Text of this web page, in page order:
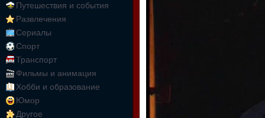
Путешествия и события
Развлечения
Сериалы
Спорт
Транспорт
Фильмы и анимация
Хобби и образование
Юмор
Другое